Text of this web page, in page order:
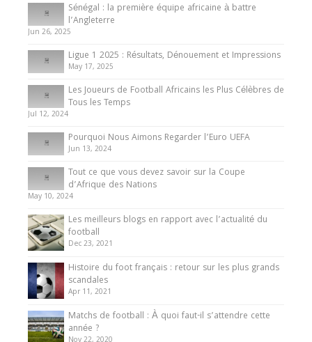
Présentation de l’équipe nationale de football
du Cameroun
8 August 2025
Sénégal : la première équipe africaine à battre
l’Angleterre
Jun 26, 2025
Ligue 1 2025 : Résultats, Dénouement et Impressions
May 17, 2025
Les Joueurs de Football Africains les Plus Célèbres de
Tous les Temps
Jul 12, 2024
Pourquoi Nous Aimons Regarder l’Euro UEFA
Jun 13, 2024
Tout ce que vous devez savoir sur la Coupe
d’Afrique des Nations
May 10, 2024
Les meilleurs blogs en rapport avec l’actualité du
football
Dec 23, 2021
Histoire du foot français : retour sur les plus grands
scandales
Apr 11, 2021
Matchs de football : À quoi faut-il s’attendre cette
année ?